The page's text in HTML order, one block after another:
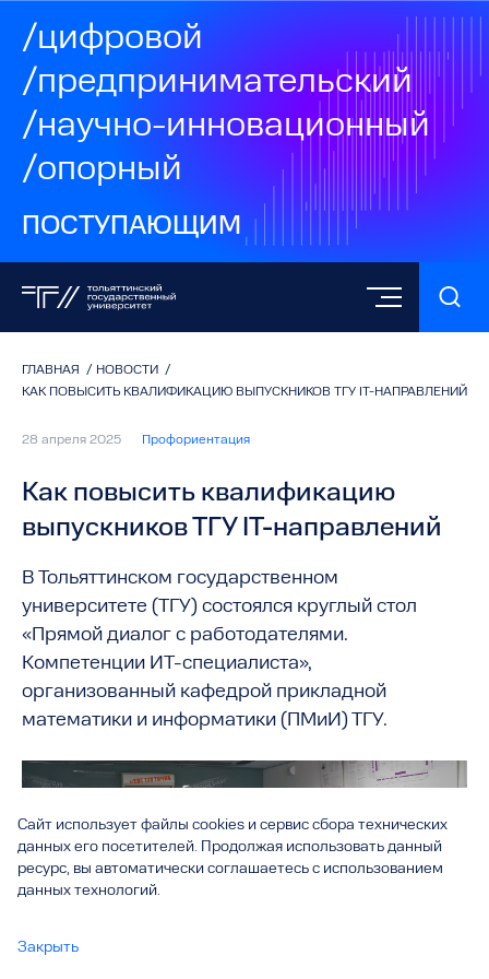
/цифровой
/предпринимательский
/научно-инновационный
/опорный
ПОСТУПАЮЩИМ
ГЛАВНАЯ / НОВОСТИ /
КАК ПОВЫСИТЬ КВАЛИФИКАЦИЮ ВЫПУСКНИКОВ ТГУ IT-НАПРАВЛЕНИЙ
28 апреля 2025 Профориентация
Как повысить квалификацию
выпускников ТГУ IT-направлений
В Тольяттинском государственном
университете (ТГУ) состоялся круглый стол
«Прямой диалог с работодателями.
Компетенции ИТ-специалиста»,
организованный кафедрой прикладной
математики и информатики (ПМиИ) ТГУ.
Сайт использует файлы cookies и сервис сбора технических
данных его посетителей. Продолжая использовать данный
ресурс, вы автоматически соглашаетесь с использованием
данных технологий.
Закрыть